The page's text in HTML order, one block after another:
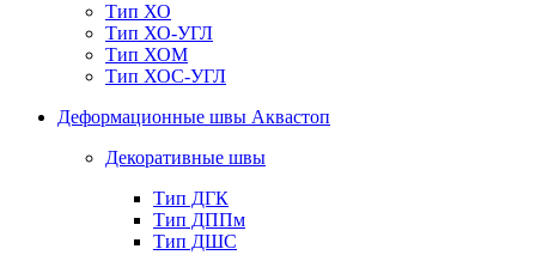
Тип ХО
Тип ХО-УГЛ
Тип ХОМ
Тип ХОС-УГЛ
Деформационные швы Аквастоп
Декоративные швы
Тип ДГК
Тип ДППм
Тип ДШС